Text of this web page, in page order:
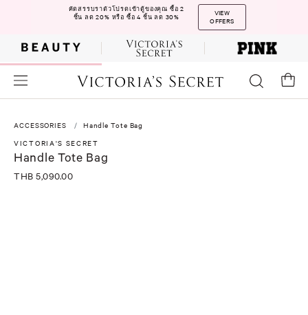
คัดสรรบราตัวโปรดเข้าตู้ของคุณ ซื้อ 2
ชิ้น ลด 20% หรือ ซื้อ 4 ชิ้น ลด 30%
VIEW
OFFERS
ACCESSORIES
Handle Tote Bag
VICTORIA'S SECRET
Handle Tote Bag
THB 5,090.00